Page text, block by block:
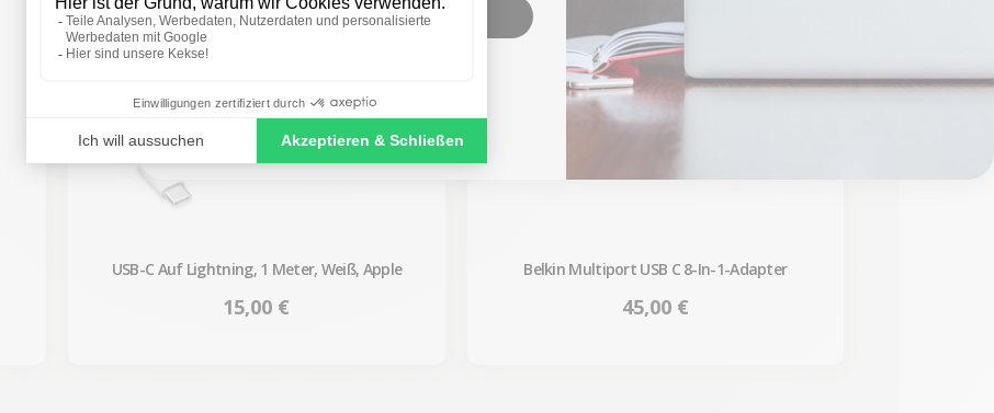
USB-C Auf Lightning, 1 Meter, Weiß, Apple
Preis
15,00 €
Belkin Multiport USB C 8-In-1-Adapter
Preis
45,00 €
SIGN ME UP!